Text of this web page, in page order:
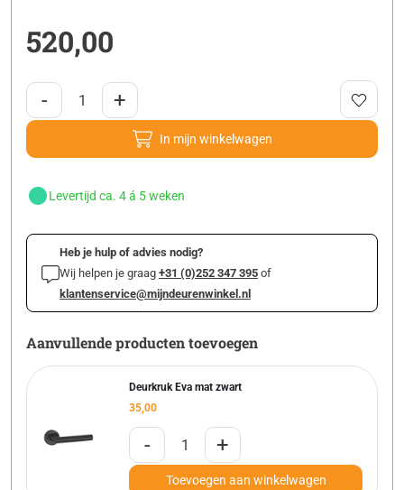
520,00
- +
In mijn winkelwagen
Levertijd ca. 4 á 5 weken
Heb je hulp of advies nodig?
Wij helpen je graag +31 (0)252 347 395 of
klantenservice@mijndeurenwinkel.nl
Aanvullende producten toevoegen
Deurkruk Eva mat zwart
35,00
- +
Toevoegen aan winkelwagen